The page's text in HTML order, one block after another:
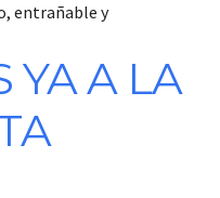
entrañable y
YA A LA